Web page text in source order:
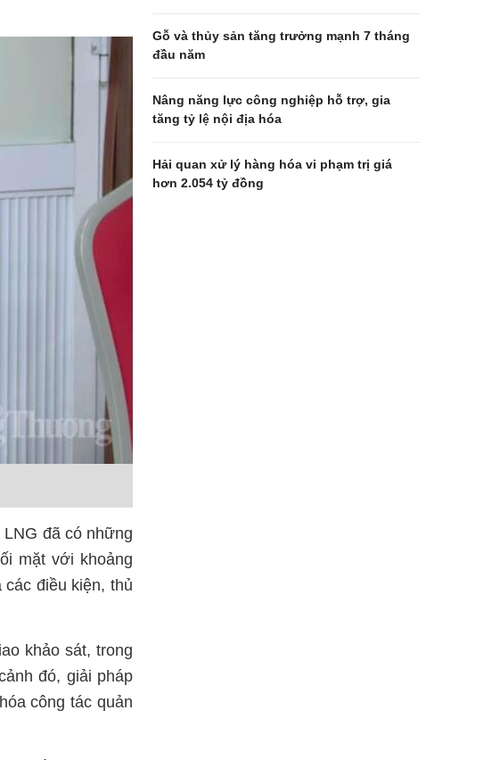
đã có những
mặt với khoảng
điều kiện, thủ
khảo sát, trong
đó, giải pháp
công tác quản
Gỗ và thủy sản tăng trưởng mạnh 7 tháng
đầu năm
Nâng năng lực công nghiệp hỗ trợ, gia
tăng tỷ lệ nội địa hóa
Hải quan xử lý hàng hóa vi phạm trị giá
hơn 2.054 tỷ đồng